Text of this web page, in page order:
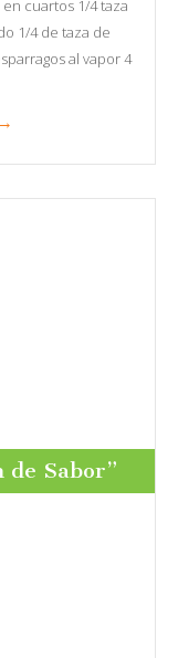
cuartos 1/4 taza
1/4 de taza de
al vapor 4
de Sabor”